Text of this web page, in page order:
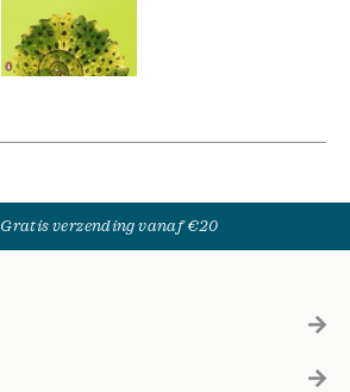
Gratis verzending vanaf €20